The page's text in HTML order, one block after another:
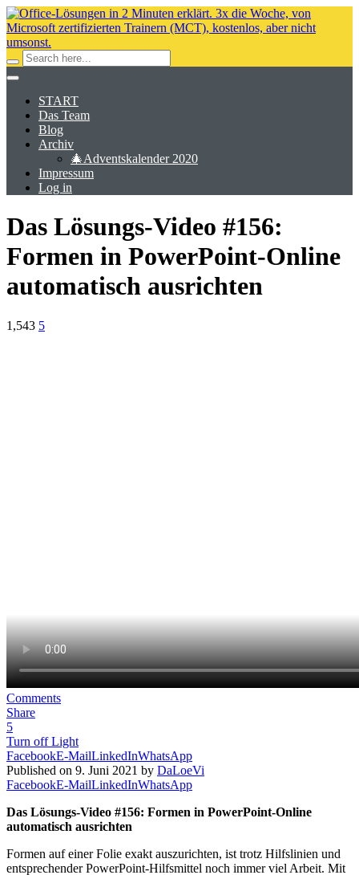
START
Das Team
Blog
Archiv
🎄Adventskalender 2020
Impressum
Log in
Das Lösungs-Video #156:
Formen in PowerPoint-Online
automatisch ausrichten
1,543 5
Comments
Share
5
Turn off Light
FacebookE-MailLinkedInWhatsApp
Published on 9. Juni 2021 by DaLoeVi
FacebookE-MailLinkedInWhatsApp
Das Lösungs-Video #156: Formen in PowerPoint-Online
automatisch ausrichten
Formen auf einer Folie exakt auszurichten, ist trotz Hilfslinien und
entsprechender PowerPoint-Hilfsmittel noch immer viel Arbeit. Mit